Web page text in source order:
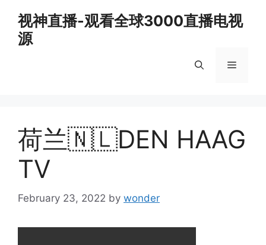
content
视神直播-观看全球3000直播电视
源
Menu
荷兰🇳🇱DEN HAAG
TV
February 23, 2022 by wonder